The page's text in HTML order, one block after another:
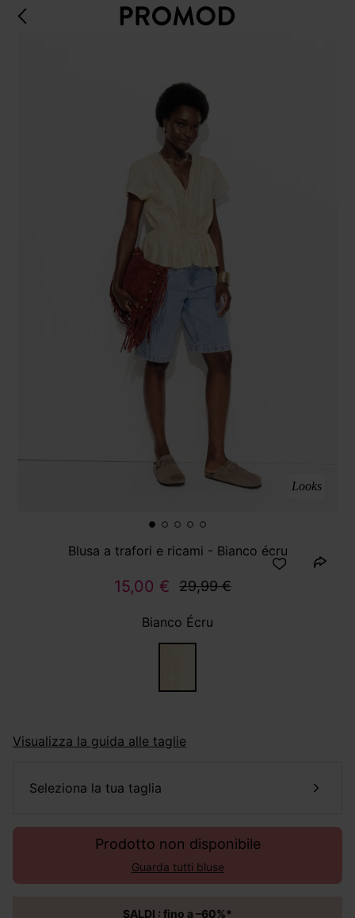
Looks
Blusa a trafori e ricami - Bianco écru
15,00 € 29,99 €
Bianco Écru
Visualizza la guida alle taglie
seleziona la tua taglia
Prodotto non disponibile
Guarda tutti bluse
SALDI : fino a –60%*